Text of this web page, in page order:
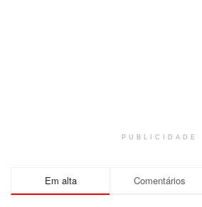
PUBLICIDADE
Em alta Comentários